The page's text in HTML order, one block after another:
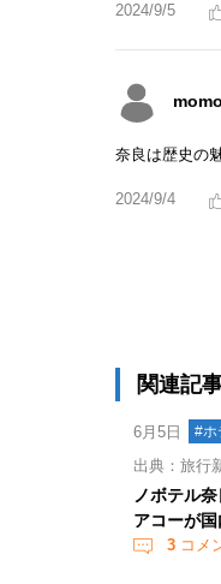
2024/9/5
奈良は歴史の
2024/9/4
関連記
6月5日 #ホ
出典：旅行
ノボテル
アコーが
3 コメ